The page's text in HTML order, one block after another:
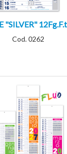
"SILVER"
Cod. 0262